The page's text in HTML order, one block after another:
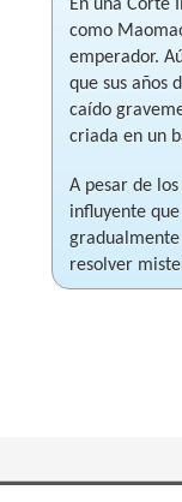
En una Corte
como
emperador.
que sus años
caído
criada en un
A pesar de
influyente
resolver